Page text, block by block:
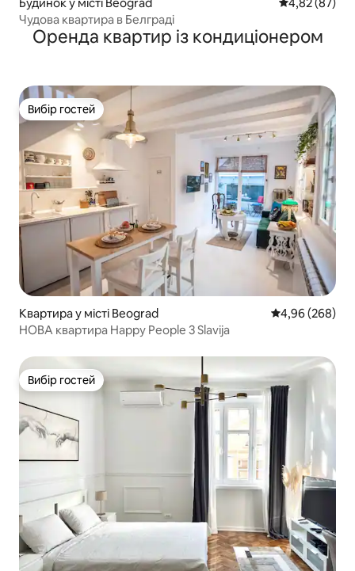
Чудова квартира в Белграді
Оренда квартир із кондиціонером
Вибір гостей
Вибір гостей
Квартира у місті Beograd Середня
4,96 (268)
НОВА квартира Happy People 3 Slavija
Вибір гостей
Вибір гостей